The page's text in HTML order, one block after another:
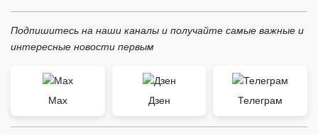
Подпишитесь на наши каналы и получайте самые важные и
интересные новости первым
Max Дзен Телеграм